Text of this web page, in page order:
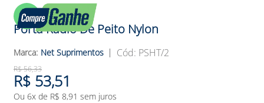
5%
OFF
Porta Radio De Peito Nylon
Net Suprimentos : PSHT/2
R$56,33
R$ 53,51
Ou 6x de R$ 8,91 sem juros